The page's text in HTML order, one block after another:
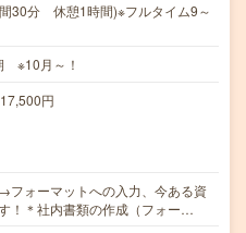
30分 休憩1時間)※フルタイム9～
※10月～！
円
フォーマットへの入力、今ある資
！＊社内書類の作成（フォー…